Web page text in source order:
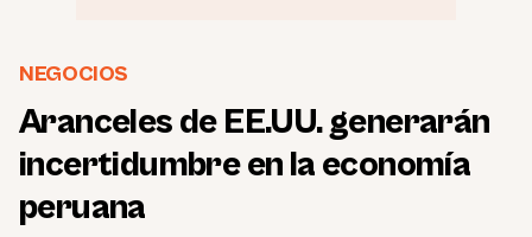
NEGOCIOS
Aranceles de EE.UU. generarán
incertidumbre en la economía
peruana